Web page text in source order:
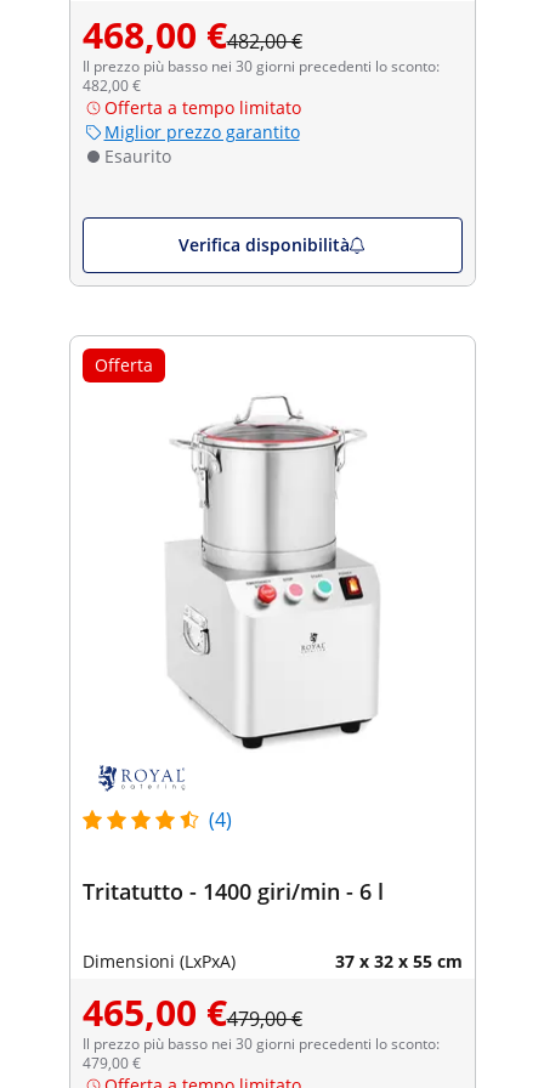
468,00 €482,00 €
Il prezzo più basso nei 30 giorni precedenti lo sconto:
482,00 €
Offerta a tempo limitato
Miglior prezzo garantito
Esaurito
Verifica disponibilità
Offerta
(4)
Tritatutto - 1400 giri/min - 6 l
Dimensioni (LxPxA) 37 x 32 x 55 cm
465,00 €479,00 €
Il prezzo più basso nei 30 giorni precedenti lo sconto:
479,00 €